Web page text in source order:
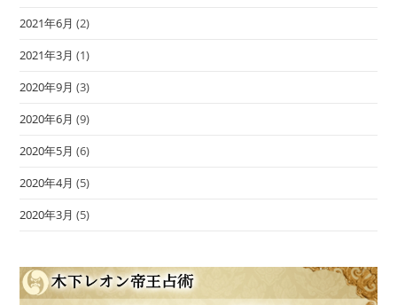
2021年6月 (2)
2021年3月 (1)
2020年9月 (3)
2020年6月 (9)
2020年5月 (6)
2020年4月 (5)
2020年3月 (5)